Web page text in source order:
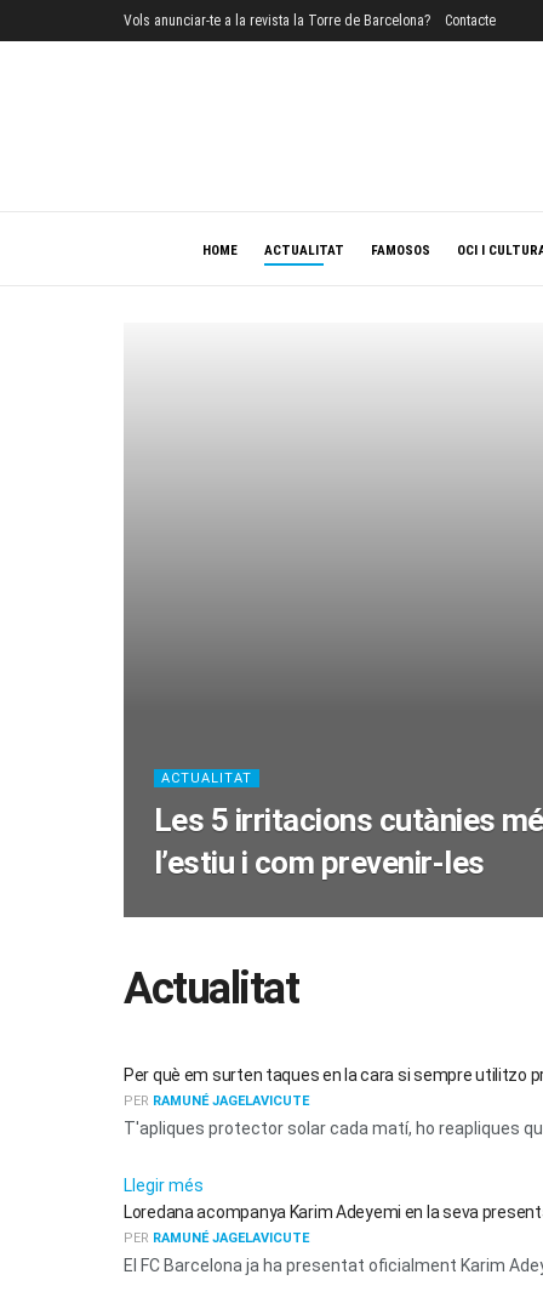
Vols anunciar-te a la revista la Torre de Barcelona? Contacte
HOME ACTUALITAT FAMOSOS OCI I
ACTUALITAT
Les 5 irritacions cutànies
l’estiu i com prevenir-les
Actualitat
Per què em surten taques en la cara si sempre utilitzo
PER RAMUNÉ JAGELAVICUTE
T'apliques protector solar cada matí, ho reapliques
Llegir més
ACTUALITAT
Loredana acompanya Karim Adeyemi en la seva
PER RAMUNÉ JAGELAVICUTE
El FC Barcelona ja ha presentat oficialment Karim